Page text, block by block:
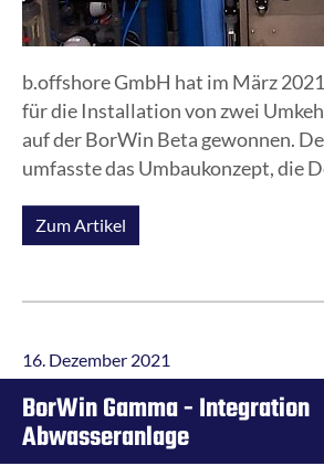
b.offshore GmbH hat im März
für die Installation von zwei
auf der BorWin Beta gewonnen.
umfasste das Umbaukonzept, die
Trinkwassererzeugern, inklusive
Zum Artikel
16. Dezember 2021
BorWin Gamma - Integration
Abwasseranlage